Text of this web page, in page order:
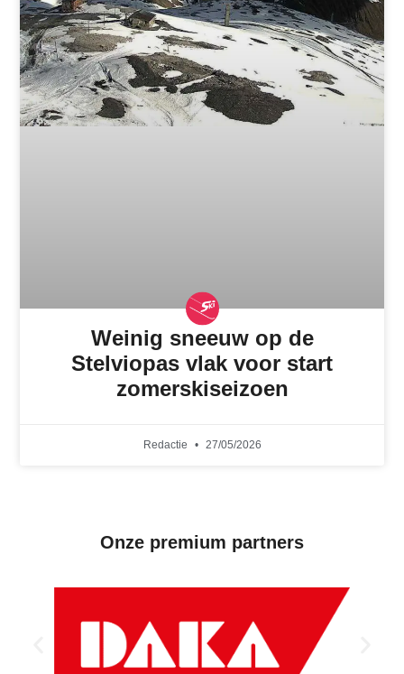
Weinig sneeuw op de
Stelviopas vlak voor start
zomerskiseizoen
Redactie 27/05/2026
Onze premium partners